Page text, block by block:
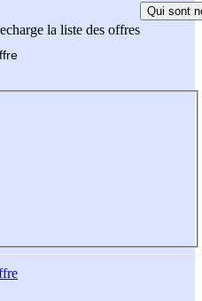
la liste des offres
Qui sont